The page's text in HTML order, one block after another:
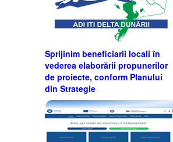
Sprijinim beneficiarii locali în
vederea elaborării propunerilor
de proiecte, conform Planului
din Strategie